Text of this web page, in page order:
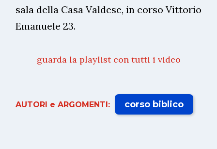
sala della Casa Valdese, in corso Vittorio
Emanuele 23.
guarda la playlist con tutti i video
AUTORI e ARGOMENTI: corso biblico